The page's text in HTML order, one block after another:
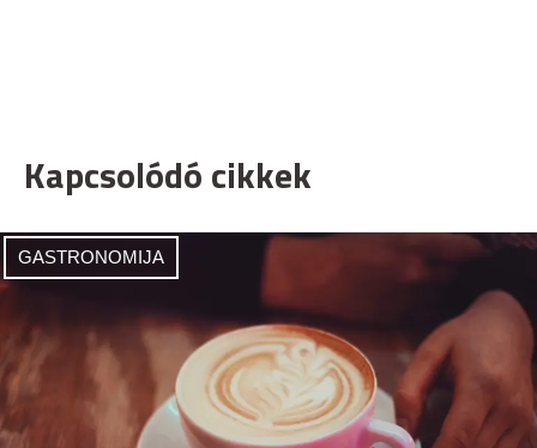
Kapcsolódó cikkek
GASTRONOMIJA